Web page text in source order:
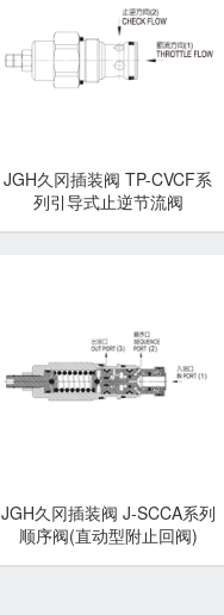
JGH久冈插装阀 TP-CVCF系
列引导式止逆节流阀
JGH久冈插装阀 J-SCCA系列
顺序阀(直动型附止回阀)